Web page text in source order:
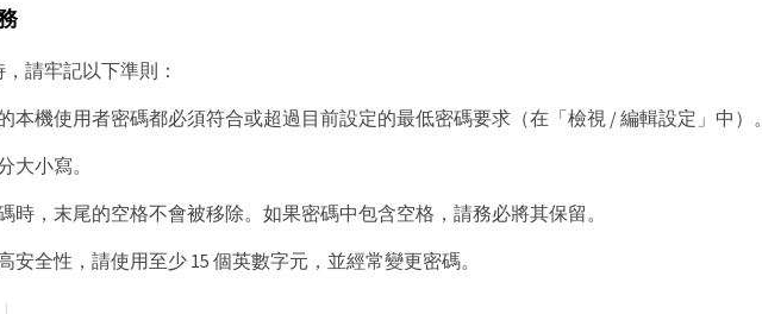
請牢記以下準則：
本機使用者密碼都必須符合或超過目前設定的最低密碼要求（在「檢視 / 編輯設定」中）。
大小寫。
時，末尾的空格不會被移除。如果密碼中包含空格，請務必將其保留。
安全性，請使用至少 15 個英數字元，並經常變更密碼。